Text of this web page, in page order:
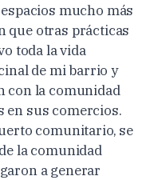
mucho más
que otras prácticas
toda la vida
de mi barrio y
con la comunidad
en sus comercios.
comunitario, se
la comunidad
a generar